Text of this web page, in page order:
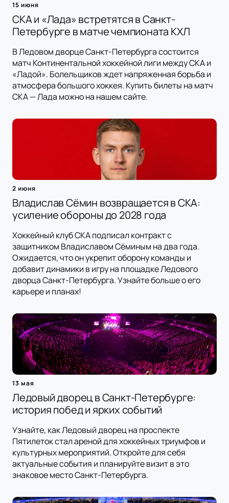
15 июня
СКА и «Лада» встретятся в Санкт-
Петербурге в матче чемпионата КХЛ
В Ледовом дворце Санкт-Петербурга состоится
матч Континентальной хоккейной лиги между СКА и
«Ладой». Болельщиков ждет напряженная борьба и
атмосфера большого хоккея. Купить билеты на матч
СКА — Лада можно на нашем сайте.
2 июня
Владислав Сёмин возвращается в СКА:
усиление обороны до 2028 года
Хоккейный клуб СКА подписал контракт с
защитником Владиславом Сёминым на два года.
Ожидается, что он укрепит оборону команды и
добавит динамики в игру на площадке Ледового
дворца Санкт-Петербурга. Узнайте больше о его
карьере и планах!
13 мая
Ледовый дворец в Санкт-Петербурге:
история побед и ярких событий
Узнайте, как Ледовый дворец на проспекте
Пятилеток стал ареной для хоккейных триумфов и
культурных мероприятий. Откройте для себя
актуальные события и планируйте визит в это
знаковое место Санкт-Петербурга.